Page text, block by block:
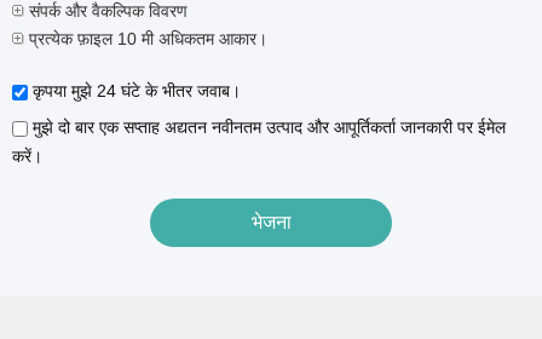
संपर्क और वैकल्पिक विवरण
प्रत्येक फ़ाइल 10 मी अधिकतम आकार।
कृपया मुझे 24 घंटे के भीतर जवाब।
मुझे दो बार एक सप्ताह अद्यतन नवीनतम उत्पाद और आपूर्तिकर्ता जानकारी पर ईमेल
करें।